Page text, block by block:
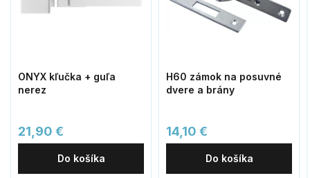
ONYX kľučka + guľa
nerez
21,90 €
Do košíka
H60 zámok na posuvné
dvere a brány
14,10 €
Do košíka